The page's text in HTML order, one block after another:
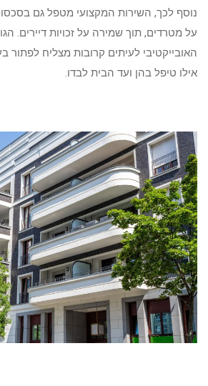
נוסף לכך, השירות המקצועי מטפל גם
על מטרדים, תוך שמירה על זכויות דיירים.
האובייקטיבי לעיתים קרובות מצליח לפתור
אילו טיפל בהן ועד הבית לבדו.